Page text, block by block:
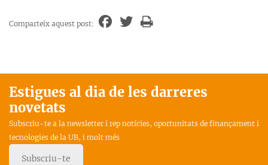
Comparteix aquest post:
Estigues al dia de les darreres
novetats
Subscriu-te a la newsletter i rep notícies, oportunitats de finançament i
tecnologies de la UB, i molt més
Subscriu-te